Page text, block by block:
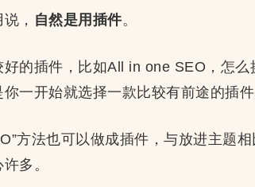
， 自然是用插件。
的插件，比如All in one SEO，怎
一开始就选择一款比较有前途的插件
方法也可以做成插件，与放进主题
多。